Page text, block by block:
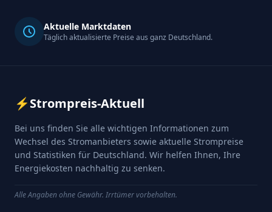
Aktuelle Marktdaten
Täglich aktualisierte Preise aus ganz Deutschland.
⚡Strompreis-Aktuell
Bei uns finden Sie alle wichtigen Informationen zum
Wechsel des Stromanbieters sowie aktuelle Strompreise
und Statistiken für Deutschland. Wir helfen Ihnen, Ihre
Energiekosten nachhaltig zu senken.
Alle Angaben ohne Gewähr. Irrtümer vorbehalten.